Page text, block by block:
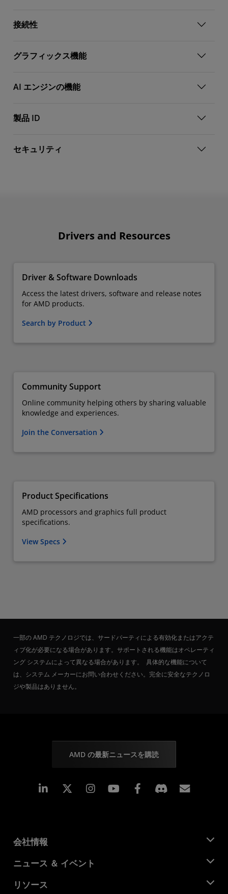
接続性
グラフィックス機能
AI エンジンの機能
製品 ID
セキュリティ
Drivers and Resources
Driver & Software Downloads
Access the latest drivers, software and release notes
for AMD products.
Search by Product
Community Support
Online community helping others by sharing valuable
knowledge and experiences.
Join the Conversation
Product Specifications
AMD processors and graphics full product
specifications.
View Specs
一部の AMD テクノロジでは、サードパーティによる有効化またはアクテ
ィブ化が必要になる場合があります。サポートされる機能はオペレーティ
ング システムによって異なる場合があります。 具体的な機能について
は、システム メーカーにお問い合わせください。完全に安全なテクノロ
ジや製品はありません。
AMD の最新ニュースを購読
Linkedin Instagram Facebook
会社情報
AMD について
企業責任
ニュース ＆ イベント
ニュースルーム
リソース